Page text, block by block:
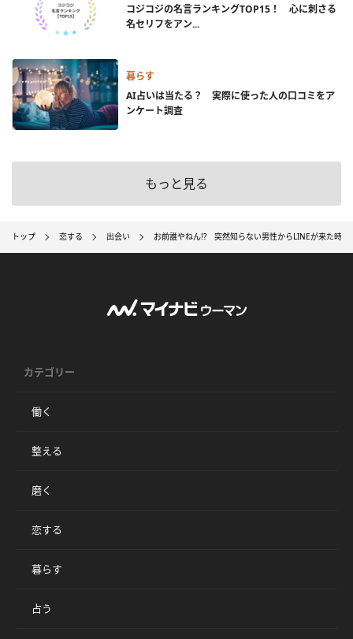
コジコジの名言ランキングTOP15！ 心に刺さる
名セリフをアン...
暮らす
AI占いは当たる？ 実際に使った人の口コミをア
ンケート調査
もっと見る
トップ 恋する 出会い お前誰やねん!? 突然知らない男性からLINEが来た時の
カテゴリー
働く
整える
磨く
恋する
暮らす
占う